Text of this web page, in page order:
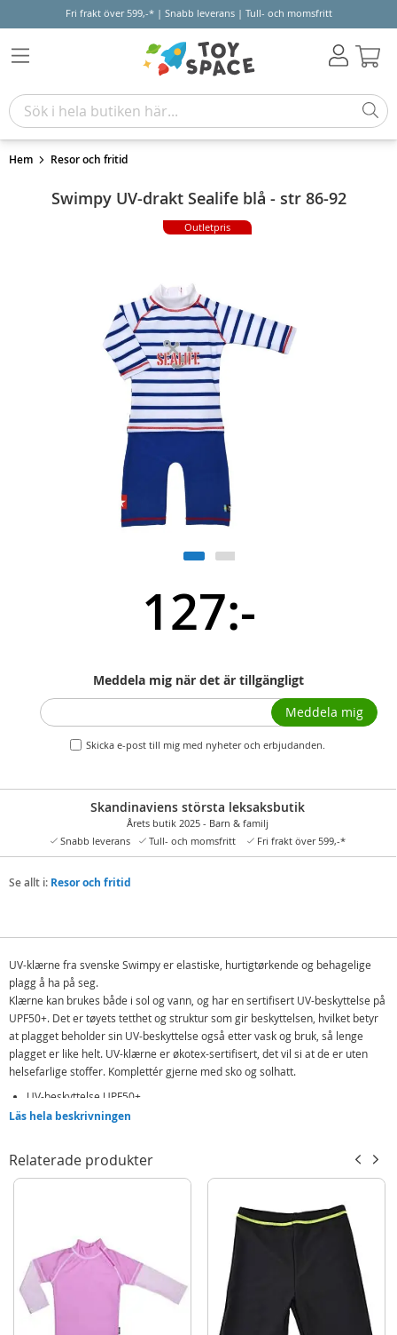
Fri frakt över 599,-* | Snabb leverans | Tull- och momsfritt
Hem Resor och fritid
Swimpy UV-drakt Sealife blå - str 86-92
Outletpris
127:-
Meddela mig när det är tillgängligt
Skicka e-post till mig med nyheter och erbjudanden.
Meddela mig
Skandinaviens största leksaksbutik
Årets butik 2025 - Barn & familj
Snabb leverans
Tull- och momsfritt Fri frakt över 599,-*
Se allt i: Resor och fritid
UV-klærne fra svenske Swimpy er elastiske, hurtigtørkende og behagelige
plagg å ha på seg.
Klærne kan brukes både i sol og vann, og har en sertifisert UV-beskyttelse på
UPF50+. Det er tøyets tetthet og struktur som gir beskyttelsen, hvilket betyr
at plagget beholder sin UV-beskyttelse også etter vask og bruk, så lenge
plagget er like helt. UV-klærne er økotex-sertifisert, det vil si at de er uten
helsefarlige stoffer. Komplettér gjerne med sko og solhatt.
UV-beskyttelse UPF50+
Elastisk
Økotex-sertifisert
Skyll tøyet i rent vann etter bruk i saltvann eller basseng, så beholder
information
Modell
EAN 7394437346743
Läs hela beskrivningen
Relaterade produkter